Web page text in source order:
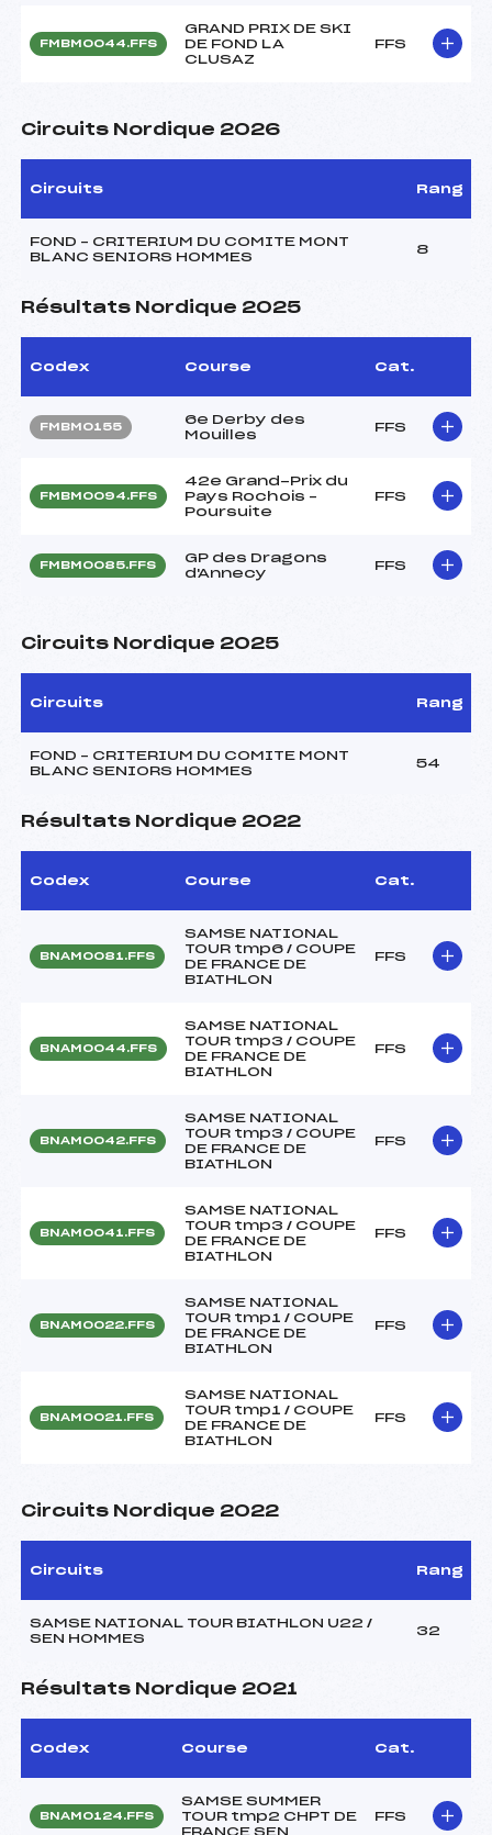
FMBM0044.FFS
GRAND PRIX DE SKI
DE FOND LA
CLUSAZ
FFS
Circuits Nordique 2026
Circuits Rang
FOND – CRITERIUM DU COMITE MONT
BLANC SENIORS HOMMES
8
Résultats Nordique 2025
Codex Course Cat.
FMBM0155
6e Derby des
Mouilles
FFS
FMBM0094.FFS
42e Grand-Prix du
Pays Rochois –
Poursuite
FFS
FMBM0085.FFS
GP des Dragons
d'Annecy
FFS
Circuits Nordique 2025
Circuits Rang
FOND – CRITERIUM DU COMITE MONT
BLANC SENIORS HOMMES
54
Résultats Nordique 2022
Codex Course Cat.
BNAM0081.FFS
SAMSE NATIONAL
TOUR tmp6 / COUPE
DE FRANCE DE
BIATHLON
FFS
BNAM0044.FFS
SAMSE NATIONAL
TOUR tmp3 / COUPE
DE FRANCE DE
BIATHLON
FFS
BNAM0042.FFS
SAMSE NATIONAL
TOUR tmp3 / COUPE
DE FRANCE DE
BIATHLON
FFS
BNAM0041.FFS
SAMSE NATIONAL
TOUR tmp3 / COUPE
DE FRANCE DE
BIATHLON
FFS
BNAM0022.FFS
SAMSE NATIONAL
TOUR tmp1 / COUPE
DE FRANCE DE
BIATHLON
FFS
BNAM0021.FFS
SAMSE NATIONAL
TOUR tmp1 / COUPE
DE FRANCE DE
BIATHLON
FFS
Circuits Nordique 2022
Circuits Rang
SAMSE NATIONAL TOUR BIATHLON U22 /
SEN HOMMES
32
Résultats Nordique 2021
Codex Course Cat.
BNAM0124.FFS
SAMSE SUMMER
TOUR tmp2 CHPT DE
FRANCE SEN
FFS